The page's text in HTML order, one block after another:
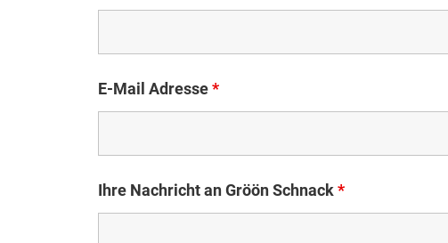
E-Mail Adresse*
Ihre Nachricht an Gröön Schnack*